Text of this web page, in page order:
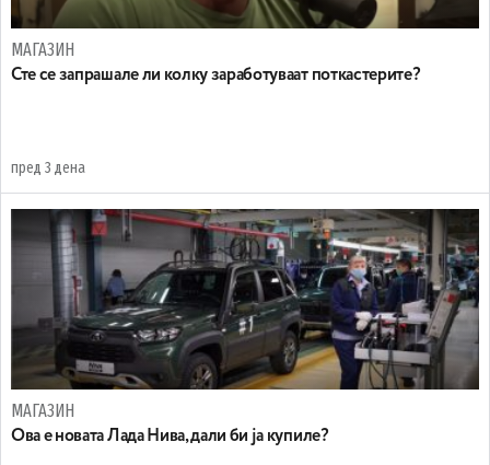
МАГАЗИН
Сте се запрашале ли колку заработуваат поткастерите?
пред 3 дена
МАГАЗИН
Ова е новата Лада Нива, дали би ја купиле?